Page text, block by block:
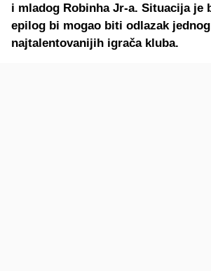
i mladog Robinha Jr-a. Situacija je
epilog bi mogao biti odlazak
najtalentovanijih igrača kluba.